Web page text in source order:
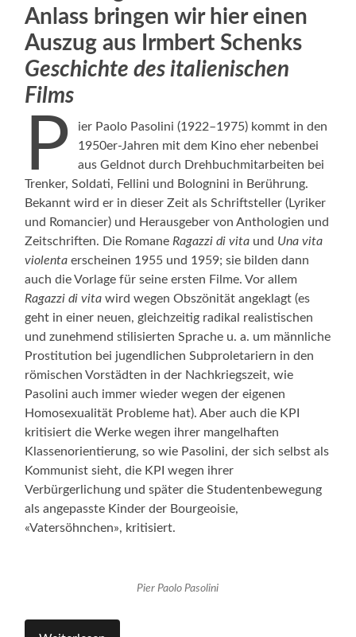
Anlass bringen wir hier einen
Auszug aus Irmbert Schenks
Geschichte des italienischen
Films
P
ier Paolo Pasolini (1922–1975) kommt in den
1950er-Jahren mit dem Kino eher nebenbei
aus Geldnot durch Drehbuchmitarbeiten bei
Trenker, Soldati, Fellini und Bolognini in Berührung.
Bekannt wird er in dieser Zeit als Schriftsteller (Lyriker
und Romancier) und Herausgeber von Anthologien und
Zeitschriften. Die RomaneRagazzi di vita und Una vita
violenta erscheinen 1955 und 1959; sie bilden dann
auch die Vorlage für seine ersten Filme. Vor allem
Ragazzi di vita wird wegen Obszönität angeklagt (es
geht in einer neuen, gleichzeitig radikal realistischen
und zunehmend stilisierten Sprache u. a. um männliche
Prostitution bei jugendlichen Subproletariern in den
römischen Vorstädten in der Nachkriegszeit, wie
Pasolini auch immer wieder wegen der eigenen
Homosexualität Probleme hat). Aber auch die KPI
kritisiert die Werke wegen ihrer mangelhaften
Klassenorientierung, so wie Pasolini, der sich selbst als
Kommunist sieht, die KPI wegen ihrer
Verbürgerlichung und später die Studentenbewegung
als angepasste Kinder der Bourgeoisie,
«Vatersöhnchen», kritisiert.
Pier Paolo Pasolini